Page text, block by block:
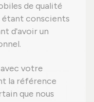
de qualité
étant conscients
d'avoir un
votre
la référence
que nous